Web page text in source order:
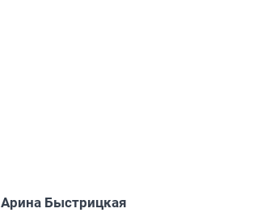
Арина Быстрицкая